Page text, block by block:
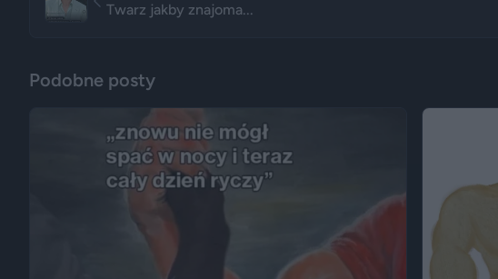
Twarz jakby znajoma...
Podobne posty